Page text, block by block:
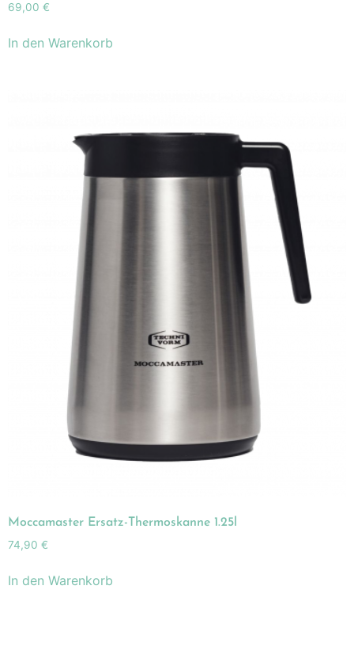
69,00 €
In den Warenkorb
Moccamaster Ersatz-Thermoskanne 1.25l
74,90 €
In den Warenkorb